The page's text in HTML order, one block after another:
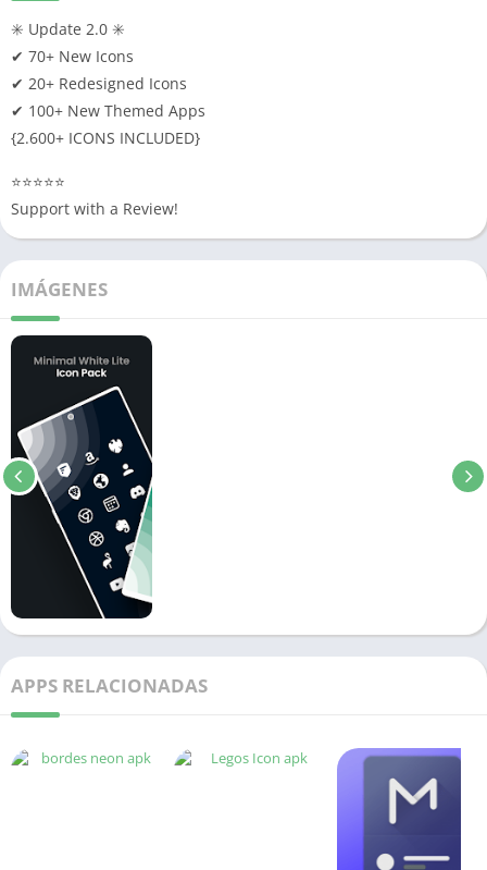
✳️ Update 2.0 ✳️
✔︎ 70+ New Icons
✔︎ 20+ Redesigned Icons
✔︎ 100+ New Themed Apps
{2.600+ ICONS INCLUDED}
⭐️⭐️⭐️⭐️⭐️
Support with a Review!
IMÁGENES
APPS RELACIONADAS